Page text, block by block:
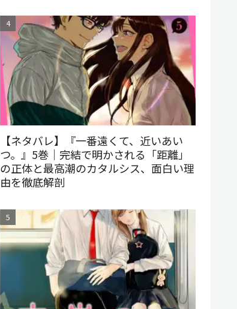
【ネタバレ】『一番遠くて、近いあい
つ。』5巻｜完結で明かされる「距離」
の正体と最高潮のカタルシス、面白い理
由を徹底解剖